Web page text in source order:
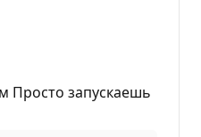
Просто запускаешь